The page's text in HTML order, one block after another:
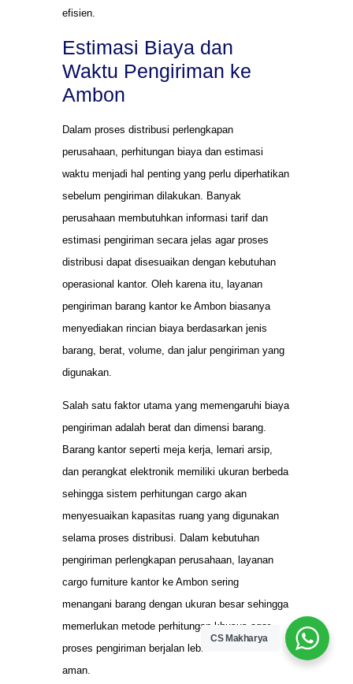
efisien.
Estimasi Biaya dan
Waktu Pengiriman ke
Ambon
Dalam proses distribusi perlengkapan
perusahaan, perhitungan biaya dan estimasi
waktu menjadi hal penting yang perlu diperhatikan
sebelum pengiriman dilakukan. Banyak
perusahaan membutuhkan informasi tarif dan
estimasi pengiriman secara jelas agar proses
distribusi dapat disesuaikan dengan kebutuhan
operasional kantor. Oleh karena itu, layanan
pengiriman barang kantor ke Ambon biasanya
menyediakan rincian biaya berdasarkan jenis
barang, berat, volume, dan jalur pengiriman yang
digunakan.
Salah satu faktor utama yang memengaruhi biaya
pengiriman adalah berat dan dimensi barang.
Barang kantor seperti meja kerja, lemari arsip,
dan perangkat elektronik memiliki ukuran berbeda
sehingga sistem perhitungan cargo akan
menyesuaikan kapasitas ruang yang digunakan
selama proses distribusi. Dalam kebutuhan
pengiriman perlengkapan perusahaan, layanan
cargo furniture kantor ke Ambon sering
menangani barang dengan ukuran besar sehingga
memerlukan metode perhitungan khusus agar
proses pengiriman berjalan lebih efisien dan
aman.
CS Makharya